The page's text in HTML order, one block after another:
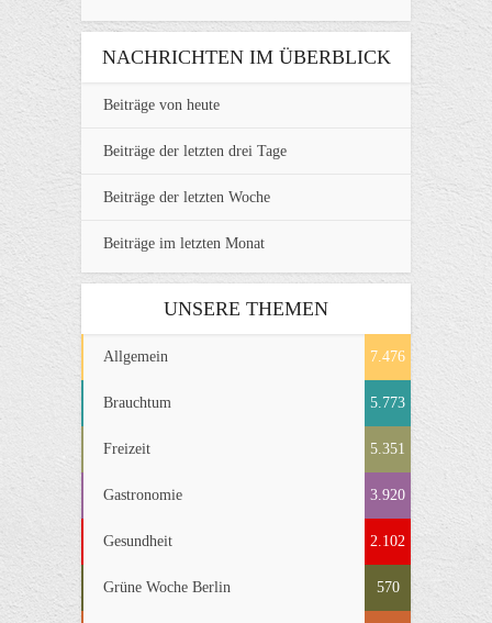
NACHRICHTEN IM ÜBERBLICK
Beiträge von heute
Beiträge der letzten drei Tage
Beiträge der letzten Woche
Beiträge im letzten Monat
UNSERE THEMEN
Allgemein 7.476
Brauchtum 5.773
Freizeit 5.351
Gastronomie 3.920
Gesundheit 2.102
Grüne Woche Berlin 570